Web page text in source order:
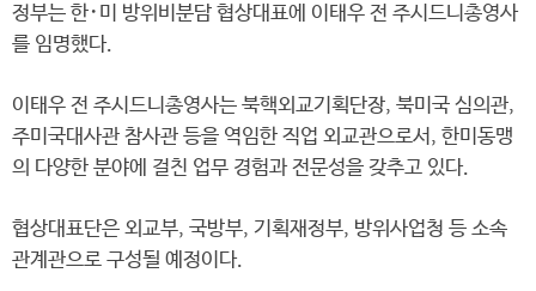
정부는 한･미 방위비분담 협상대표에 이태우 전 주시드니총영사
를 임명했다.
이태우 전 주시드니총영사는 북핵외교기획단장, 북미국 심의관,
주미국대사관 참사관 등을 역임한 직업 외교관으로서, 한미동맹
의 다양한 분야에 걸친 업무 경험과 전문성을 갖추고 있다.
협상대표단은 외교부, 국방부, 기획재정부, 방위사업청 등 소속
관계관으로 구성될 예정이다.